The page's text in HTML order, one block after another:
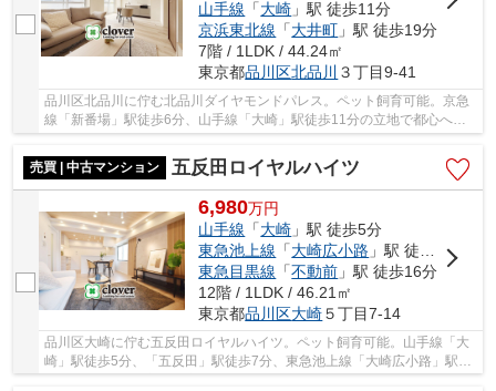
山手線 「大崎 」駅 徒歩11分
京浜東北線 「大井町 」駅 徒歩19分
7階 / 1LDK / 44.24㎡
東京都品川区北品川 ３丁目9-41
品川区北品川に佇む北品川ダイヤモンドパレス。ペット飼育可能。京急
線「新番場」駅徒歩6分、山手線「大崎」駅徒歩11分の立地で都心への
アクセスも良好です。大崎駅前は飲食店や商業施...
売買 | 中古マンション
五反田ロイヤルハイツ
6,980万円
山手線 「大崎 」駅 徒歩5分
東急池上線 「大崎広小路 」駅 徒歩3分
東急目黒線 「不動前 」駅 徒歩16分
12階 / 1LDK / 46.21㎡
東京都品川区大崎５丁目7-14
品川区大崎に佇む五反田ロイヤルハイツ。ペット飼育可能。山手線「大
崎」駅徒歩5分、「五反田」駅徒歩7分、東急池上線「大崎広小路」駅徒